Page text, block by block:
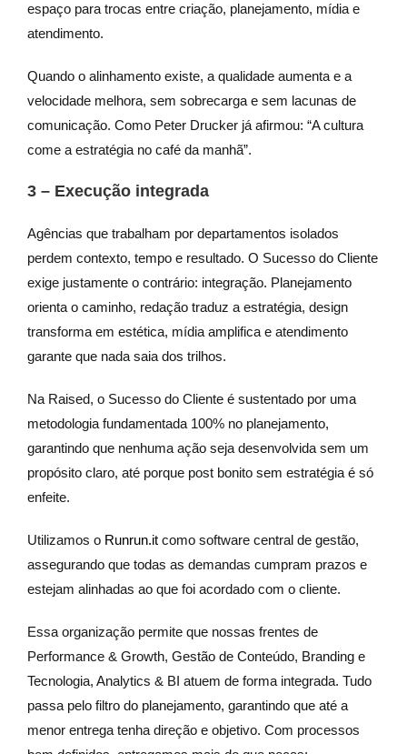
espaço para trocas entre criação, planejamento, mídia e
atendimento.
Quando o alinhamento existe, a qualidade aumenta e a
velocidade melhora, sem sobrecarga e sem lacunas de
comunicação. Como Peter Drucker já afirmou: “A cultura
come a estratégia no café da manhã”.
3 – Execução integrada
Agências que trabalham por departamentos isolados
perdem contexto, tempo e resultado. O Sucesso do Cliente
exige justamente o contrário: integração. Planejamento
orienta o caminho, redação traduz a estratégia, design
transforma em estética, mídia amplifica e atendimento
garante que nada saia dos trilhos.
Na Raised, o Sucesso do Cliente é sustentado por uma
metodologia fundamentada 100% no planejamento,
garantindo que nenhuma ação seja desenvolvida sem um
propósito claro, até porque post bonito sem estratégia é só
enfeite.
Utilizamos o Runrun.it como software central de gestão,
assegurando que todas as demandas cumpram prazos e
estejam alinhadas ao que foi acordado com o cliente.
Essa organização permite que nossas frentes de
Performance & Growth, Gestão de Conteúdo, Branding e
Tecnologia, Analytics & BI atuem de forma integrada. Tudo
passa pelo filtro do planejamento, garantindo que até a
menor entrega tenha direção e objetivo. Com processos